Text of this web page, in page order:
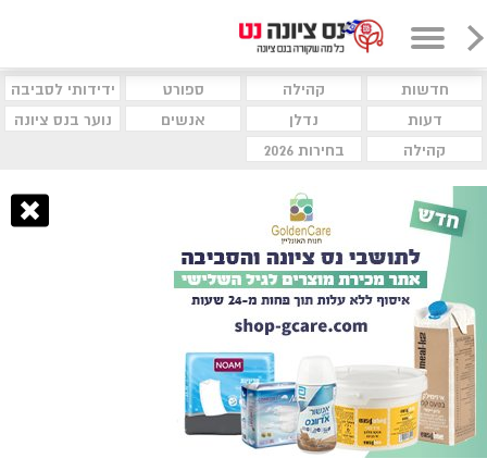
חדשות קהילה ספורט
ידידותי לסביבה
דעות
נדלן אנשים
נוער בנס ציונה
קהילה
בחירות 2026